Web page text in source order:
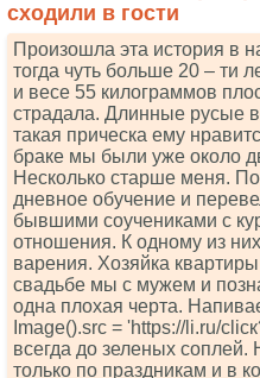
сходили в гости
Произошла эта история в
тогда чуть больше 20 – ти
и весе 55 килограммов
страдала. Длинные русые
такая прическа ему
браке мы были уже около
Несколько старше меня.
дневное обучение и
бывшими соучениками с
отношения. К одному из
варения. Хозяйка
свадьбе мы с мужем и
одна плохая черта.
Imаgе().srс = 'httрs://li.ru/
всегда до зеленых соплей.
только по праздникам и в